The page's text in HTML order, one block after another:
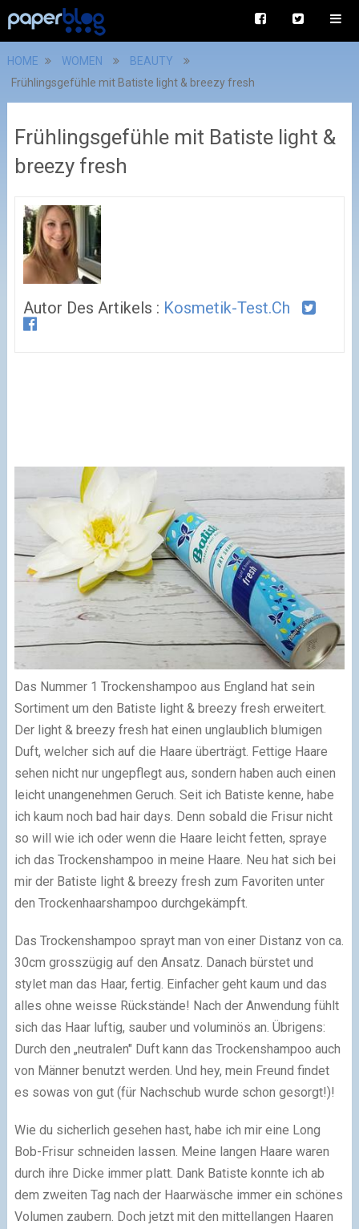
HOME WOMEN
BEAUTY
Frühlingsgefühle mit Batiste light & breezy fresh
Frühlingsgefühle mit Batiste light &
breezy fresh
Autor Des Artikels : Kosmetik-Test.ch
Das Nummer 1 Trockenshampoo aus England hat sein
Sortiment um den Batiste light & breezy fresh erweitert.
Der light & breezy fresh hat einen unglaublich blumigen
Duft, welcher sich auf die Haare überträgt. Fettige Haare
sehen nicht nur ungepflegt aus, sondern haben auch einen
leicht unangenehmen Geruch. Seit ich Batiste kenne, habe
ich kaum noch bad hair days. Denn sobald die Frisur nicht
so will wie ich oder wenn die Haare leicht fetten, spraye
ich das Trockenshampoo in meine Haare. Neu hat sich bei
mir der Batiste light & breezy fresh zum Favoriten unter
den Trockenhaarshampoo durchgekämpft.
Das Trockenshampoo sprayt man von einer Distanz von ca.
30cm grosszügig auf den Ansatz. Danach bürstet und
stylet man das Haar, fertig. Einfacher geht kaum und das
alles ohne weisse Rückstände! Nach der Anwendung fühlt
sich das Haar luftig, sauber und voluminös an. Übrigens:
Durch den „neutralen" Duft kann das Trockenshampoo auch
von Männer benutzt werden. Und hey, mein Freund findet
es sowas von gut (für Nachschub wurde schon gesorgt!)!
Wie du sicherlich gesehen hast, habe ich mir eine Long
Bob-Frisur schneiden lassen. Meine langen Haare waren
durch ihre Dicke immer platt. Dank Batiste konnte ich ab
dem zweiten Tag nach der Haarwäsche immer ein schönes
Volumen zaubern. Doch jetzt mit den mittellangen Haaren